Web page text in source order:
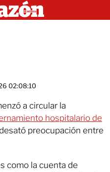
02:08:10
a circular la
hospitalario de
preocupación entre
como la cuenta de